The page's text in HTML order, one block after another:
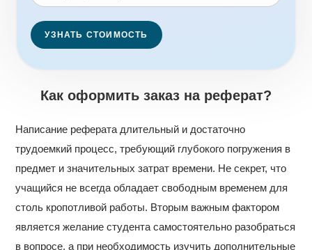
УЗНАТЬ СТОИМОСТЬ
Как оформить заказ на реферат?
Написание реферата длительный и достаточно
трудоемкий процесс, требующий глубокого погружения в
предмет и значительных затрат времени. Не секрет, что
учащийся не всегда обладает свободным временем для
столь кропотливой работы. Вторым важным фактором
является желание студента самостоятельно разобраться
в вопросе, а при необходимость изучить дополнительные